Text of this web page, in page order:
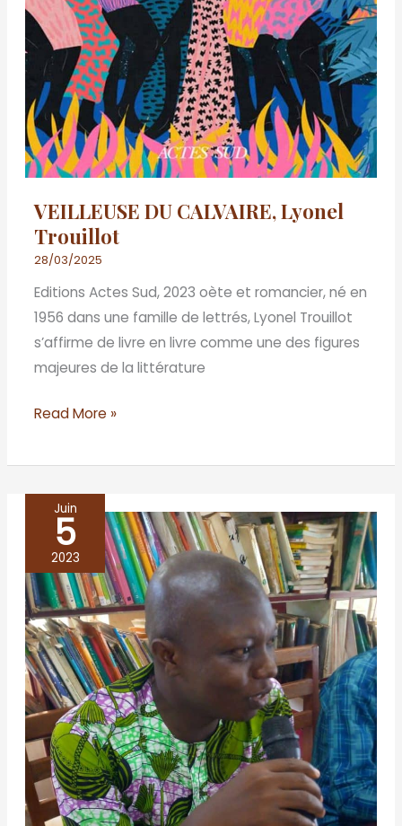
VEILLEUSE DU CALVAIRE, Lyonel
Trouillot
28/03/2025
Editions Actes Sud, 2023 oète et romancier, né en
1956 dans une famille de lettrés, Lyonel Trouillot
s’affirme de livre en livre comme une des figures
majeures de la littérature
Read More »
Juin
5
2023
BENIN/Bohicon